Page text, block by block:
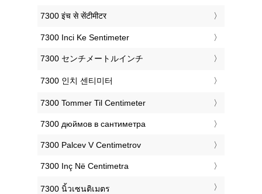
‎7300 इंच से सेंटीमीटर
‎7300 Inci Ke Sentimeter
‎7300 センチメートルインチ
‎7300 인치 센티미터
‎7300 Tommer Til Centimeter
‎7300 дюймов в сантиметра
‎7300 Palcev V Centimetrov
‎7300 Inç Në Centimetra
‎7300 นิ้วเซนติเมตร